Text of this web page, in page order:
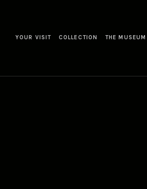
YOUR VISIT COLLECTION THE MUSEUM